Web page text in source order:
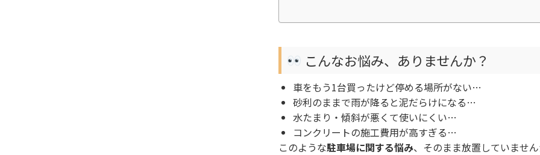
こんなお悩み、ありませんか？
車をもう1台買ったけど停める場所がない…
砂利のままで雨が降ると泥だらけになる…
水たまり・傾斜が悪くて使いにくい…
コンクリートの施工費用が高すぎる…
このような駐車場に関する悩み、そのまま放置していません